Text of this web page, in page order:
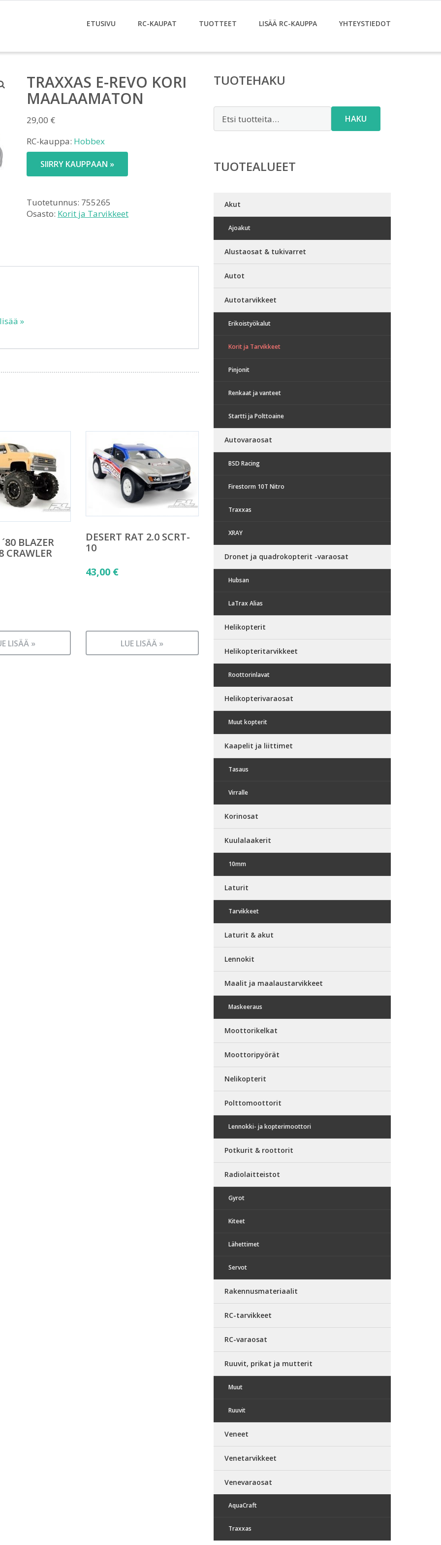
ETUSIVU RC-KAUPAT TUOTTEET LISÄÄ RC-KAUPPA YHTEYSTIEDOT
TRAXXAS E-REVO KORI
MAALAAMATON
29,00 €
RC-kauppa: Hobbex
SIIRRY KAUPPAAN »
Tuotetunnus: 755265
Osasto: Korit ja Tarvikkeet
»
BLAZER
CRAWLER
LISÄÄ »
DESERT RAT 2.0 SCRT-
10
43,00 €
LUE LISÄÄ »
TUOTEHAKU
HAKU
TUOTEALUEET
Akut
Ajoakut
Alustaosat & tukivarret
Autot
Autotarvikkeet
Erikoistyökalut
Korit ja Tarvikkeet
Pinjonit
Renkaat ja vanteet
Startti ja Polttoaine
Autovaraosat
BSD Racing
Firestorm 10T Nitro
Traxxas
XRAY
Dronet ja quadrokopterit -varaosat
Hubsan
LaTrax Alias
Helikopterit
Helikopteritarvikkeet
Roottorinlavat
Helikopterivaraosat
Muut kopterit
Kaapelit ja liittimet
Tasaus
Virralle
Korinosat
Kuulalaakerit
10mm
Laturit
Tarvikkeet
Laturit & akut
Lennokit
Maalit ja maalaustarvikkeet
Maskeeraus
Moottorikelkat
Moottoripyörät
Nelikopterit
Polttomoottorit
Lennokki- ja kopterimoottori
Potkurit & roottorit
Radiolaitteistot
Gyrot
Kiteet
Lähettimet
Servot
Rakennusmateriaalit
RC-tarvikkeet
RC-varaosat
Ruuvit, prikat ja mutterit
Muut
Ruuvit
Veneet
Venetarvikkeet
Venevaraosat
AquaCraft
Traxxas